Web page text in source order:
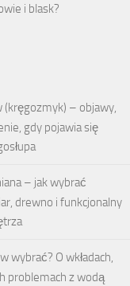
i blask?
(kręgozmyk) – objawy,
gdy pojawia się
– jak wybrać
drewno i funkcjonalny
wybrać? O wkładach,
problemach z wodą